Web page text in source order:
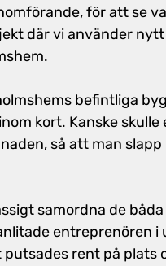
för att se
där vi använder
befintliga
kort. Kanske
så att man
samordna de
entreprenören
rent på plats